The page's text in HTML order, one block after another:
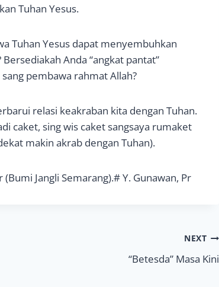
Tuhan Yesus.
Tuhan Yesus dapat menyembuhkan
Anda “angkat pantat”
pembawa rahmat Allah?
relasi keakraban kita dengan Tuhan.
caket, sing wis caket sangsaya rumaket
makin akrab dengan Tuhan).
Jangli Semarang).# Y. Gunawan, Pr
NEXT
“Betesda” Masa Kini